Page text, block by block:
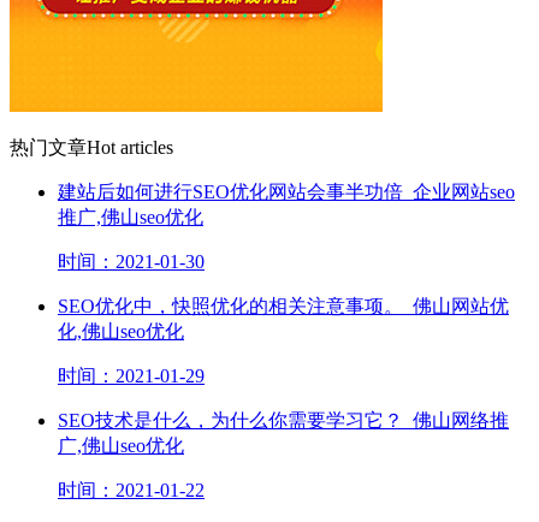
热门文章Hot articles
建站后如何进行SEO优化网站会事半功倍_企业网站seo
推广,佛山seo优化
时间：2021-01-30
SEO优化中，快照优化的相关注意事项。_佛山网站优
化,佛山seo优化
时间：2021-01-29
SEO技术是什么，为什么你需要学习它？_佛山网络推
广,佛山seo优化
时间：2021-01-22